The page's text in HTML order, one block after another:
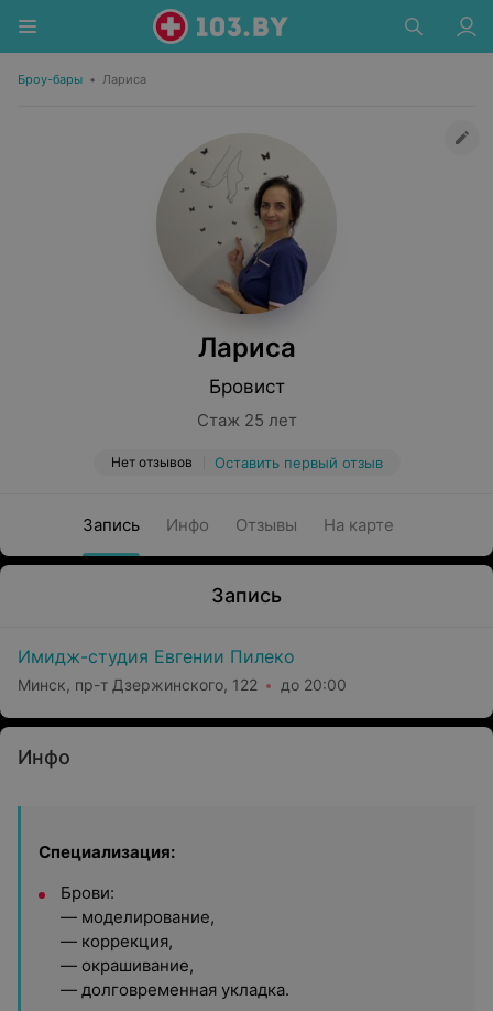
Броу-бары • Лариса
Лариса
Бровист
Стаж 25 лет
Нет отзывов Оставить первый отзыв
Запись Инфо Отзывы На карте
Запись
Имидж-студия Евгении Пилеко
Минск, пр-т Дзержинского, 122 до 20:00
Инфо
Специализация:
Брови:
— моделирование,
— коррекция,
— окрашивание,
— долговременная укладка.